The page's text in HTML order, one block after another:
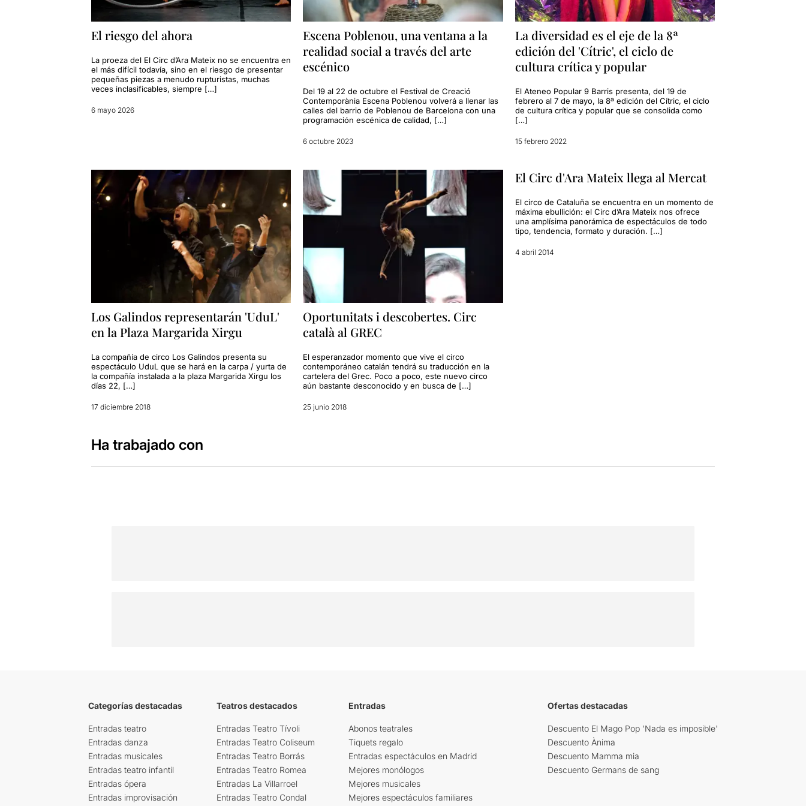
El riesgo del ahora
La proeza del El Circ d’Ara Mateix no se encuentra en
el más difícil todavía, sino en el riesgo de presentar
pequeñas piezas a menudo rupturistas, muchas
veces inclasificables, siempre […]
6 mayo 2026
Escena Poblenou, una ventana a la
realidad social a través del arte
escénico
Del 19 al 22 de octubre el Festival de Creació
Contemporània Escena Poblenou volverá a llenar las
calles del barrio de Poblenou de Barcelona con una
programación escénica de calidad, […]
6 octubre 2023
La diversidad es el eje de la 8ª
edición del 'Cítric', el ciclo de
cultura crítica y popular
El Ateneo Popular 9 Barris presenta, del 19 de
febrero al 7 de mayo, la 8ª edición del Cítric, el ciclo
de cultura crítica y popular que se consolida como
[…]
15 febrero 2022
Los Galindos representarán 'UduL'
en la Plaza Margarida Xirgu
La compañía de circo Los Galindos presenta su
espectáculo UduL que se hará en la carpa / yurta de
la compañía instalada a la plaza Margarida Xirgu los
días 22, […]
17 diciembre 2018
Oportunitats i descobertes. Circ
català al GREC
El esperanzador momento que vive el circo
contemporáneo catalán tendrá su traducción en la
cartelera del Grec. Poco a poco, este nuevo circo
aún bastante desconocido y en busca de […]
25 junio 2018
El Circ d'Ara Mateix llega al Mercat
El circo de Cataluña se encuentra en un momento de
máxima ebullición: el Circ d’Ara Mateix nos ofrece
una amplísima panorámica de espectáculos de todo
tipo, tendencia, formato y duración. […]
4 abril 2014
Ha trabajado con
Categorías destacadas
Entradas teatro
Entradas danza
Entradas musicales
Entradas teatro infantil
Entradas ópera
Entradas improvisación
Teatros destacados
Entradas Teatro Tívoli
Entradas Teatro Coliseum
Entradas Teatro Borrás
Entradas Teatro Romea
Entradas La Villarroel
Entradas Teatro Condal
Entradas
Abonos teatrales
Tiquets regalo
Entradas espectáculos en Madrid
Mejores monólogos
Mejores musicales
Mejores espectáculos familiares
Ofertas destacadas
Descuento El Mago Pop 'Nada es imposible'
Descuento Ànima
Descuento Mamma mia
Descuento Germans de sang